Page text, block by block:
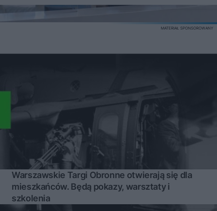
Warszawskie Targi Obronne otwierają się dla
mieszkańców. Będą pokazy, warsztaty i
szkolenia
MATERIAŁ SPONSOROWANY